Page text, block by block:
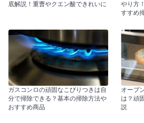
底解説！重曹やクエン酸できれいに
やり方
すすめ
ガスコンロの頑固なこびりつきは自
分で掃除できる？基本の掃除方法や
おすすめ商品
オーブ
は？頑
説